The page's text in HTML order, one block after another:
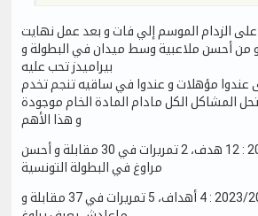
الزدام الموسم إلي فات و بعد عمل نهايت
أحسن ملاعبية وسط ميدان في البطولة و
بيراميدز تحب عليه
عندوا مؤهلات و عندوا في ساقيه تنجم تخدم
المشاكل الكل مادام المادة الخام موجودة
و هذا الأهم
بوڨرة موسم 2022/2023 : 12 هدف، 2 تمريرات في 30 مقابلة و أحسن
مراوغ في البطولة التونسية
بوڨرة موسم 2023/2024 : 4 أهداف، 5 تمريرات في 37 مقابلة و